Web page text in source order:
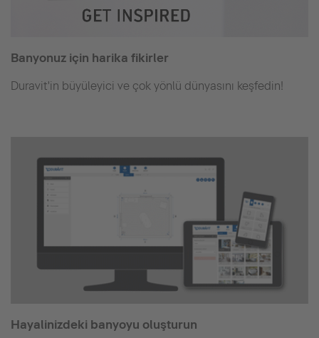
Banyonuz için harika fikirler
Duravit'in büyüleyici ve çok yönlü dünyasını keşfedin!
Hayalinizdeki banyoyu oluşturun